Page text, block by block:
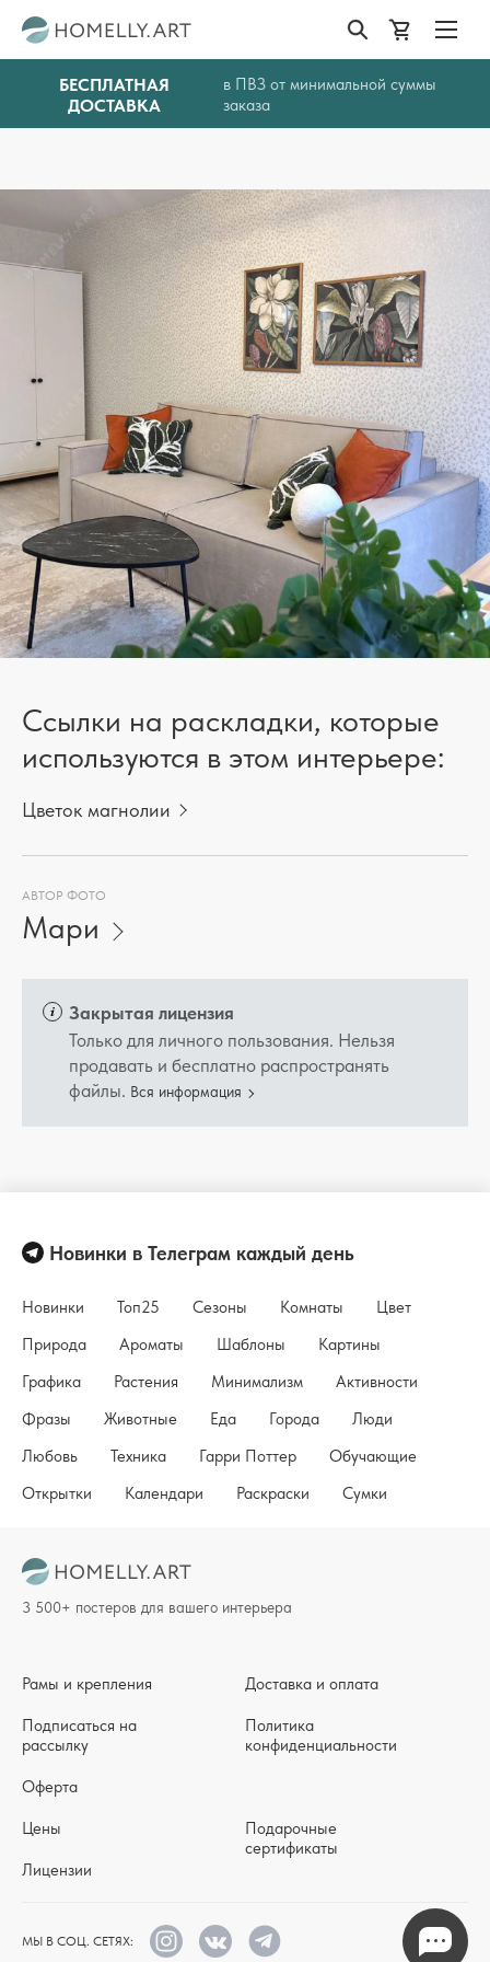
БЕСПЛАТНАЯ
ДОСТАВКА
в ПВЗ от минимальной суммы
заказа
Ссылки на раскладки, которые
используются в этом интерьере:
Цветок магнолии
АВТОР ФОТО
Мари
Закрытая лицензия
Только для личного пользования. Нельзя
продавать и бесплатно распространять
файлы. Вся информация
Новинки в Телеграм каждый день
Новинки Топ25 Сезоны Комнаты
Цвет
Природа
Ароматы Шаблоны
Картины
Графика
Растения Минимализм
Активности
Фразы
Животные Еда Города
Люди
Любовь
Техника Гарри Поттер
Обучающие
Открытки
Календари Раскраски Сумки
МЫ В СОЦ. СЕТЯХ:
Рамы и крепления
Подписаться на
рассылку
Оферта
Доставка и оплата
Политика
конфиденциальности
Цены
Лицензии
Подарочные
сертификаты
3 500+ постеров для вашего интерьера